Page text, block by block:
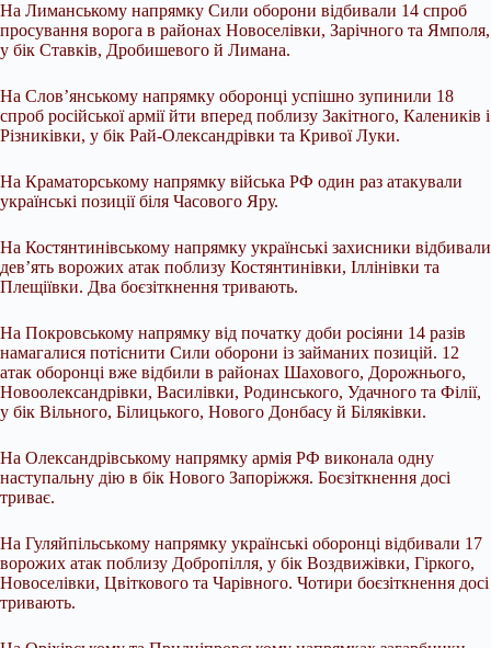
На Лиманському напрямку Сили оборони відбивали 14 спроб
просування ворога в районах Новоселівки, Зарічного та Ямполя,
у бік Ставків, Дробишевого й Лимана.
На Слов’янському напрямку оборонці успішно зупинили 18
спроб російської армії йти вперед поблизу Закітного, Калеників і
Різниківки, у бік Рай-Олександрівки та Кривої Луки.
На Краматорському напрямку війська РФ один раз атакували
українські позиції біля Часового Яру.
На Костянтинівському напрямку українські захисники відбивали
дев’ять ворожих атак поблизу Костянтинівки, Іллінівки та
Плещіївки. Два боєзіткнення тривають.
На Покровському напрямку від початку доби росіяни 14 разів
намагалися потіснити Сили оборони із займаних позицій. 12
атак оборонці вже відбили в районах Шахового, Дорожнього,
Новоолександрівки, Василівки, Родинського, Удачного та Філії,
у бік Вільного, Білицького, Нового Донбасу й Біляківки.
На Олександрівському напрямку армія РФ виконала одну
наступальну дію в бік Нового Запоріжжя. Боєзіткнення досі
триває.
На Гуляйпільському напрямку українські оборонці відбивали 17
ворожих атак поблизу Добропілля, у бік Воздвижівки, Гіркого,
Новоселівки, Цвіткового та Чарівного. Чотири боєзіткнення досі
тривають.